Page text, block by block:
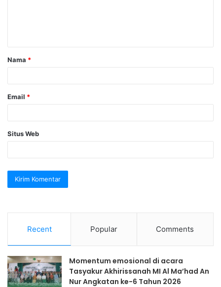
a
r
Nama *
Email *
Situs Web
Recent Popular Comments
Momentum emosional di acara
Tasyakur Akhirissanah MI Al Ma’had An
Nur Angkatan ke-6 Tahun 2026